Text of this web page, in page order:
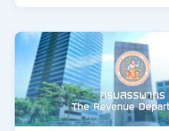
ทหาร
เปิด
รับ
สมัคร
บุคคล
พลเรือน
เป็น
พนักงาน
ราชการ
66